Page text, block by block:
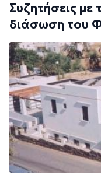
Συζητήσεις με
διάσωση του